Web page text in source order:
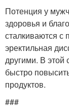
Потенция у
здоровья и
сталкиваются с
эректильная
другими. В этой
быстро
продуктов.
###